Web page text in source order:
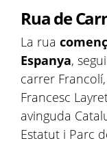
Rua de
La rua
Espanya,
carrer
Francesc
avinguda
Estatut i Parc